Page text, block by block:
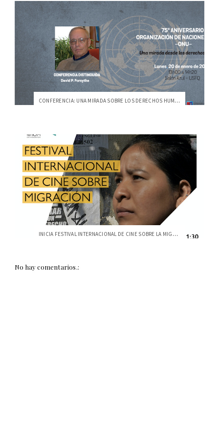
CONFERENCIA: UNA MIRADA SOBRE LOS DERECHOS HUMANOS
INICIA FESTIVAL INTERNACIONAL DE CINE SOBRE LA MIGRACIÓN
No hay comentarios.: